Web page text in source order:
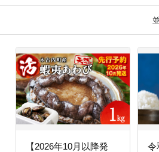
【2026年10月以降発
令